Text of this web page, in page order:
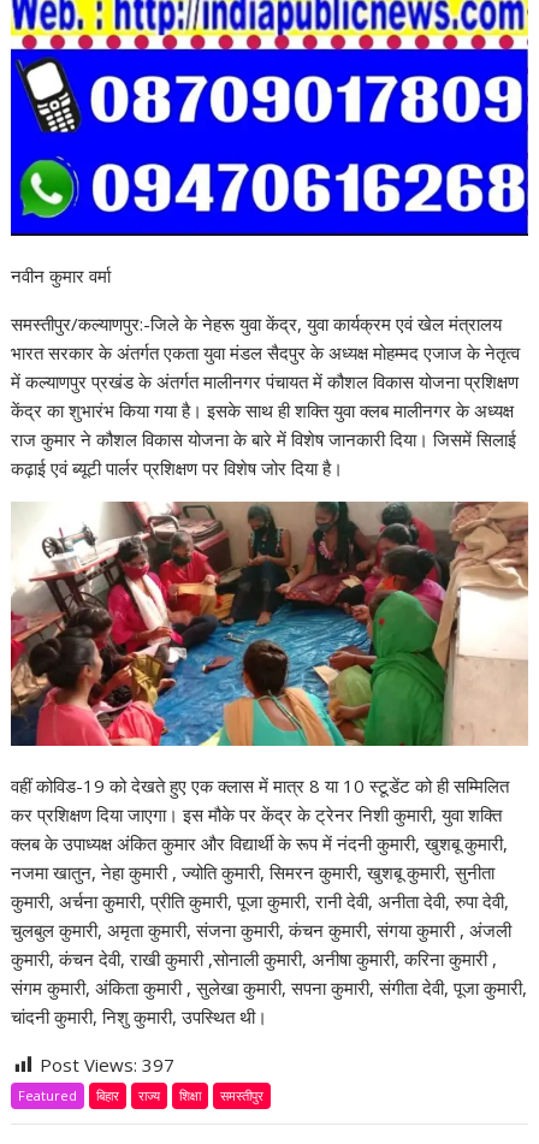
नवीन कुमार वर्मा
समस्तीपुर/कल्याणपुर:-जिले के नेहरू युवा केंद्र, युवा कार्यक्रम एवं खेल मंत्रालय
भारत सरकार के अंतर्गत एकता युवा मंडल सैदपुर के अध्यक्ष मोहम्मद एजाज के नेतृत्व
में कल्याणपुर प्रखंड के अंतर्गत मालीनगर पंचायत में कौशल विकास योजना प्रशिक्षण
केंद्र का शुभारंभ किया गया है। इसके साथ ही शक्ति युवा क्लब मालीनगर के अध्यक्ष
राज कुमार ने कौशल विकास योजना के बारे में विशेष जानकारी दिया। जिसमें सिलाई
कढ़ाई एवं ब्यूटी पार्लर प्रशिक्षण पर विशेष जोर दिया है।
वहीं कोविड-19 को देखते हुए एक क्लास में मात्र 8 या 10 स्टूडेंट को ही सम्मिलित
कर प्रशिक्षण दिया जाएगा। इस मौके पर केंद्र के ट्रेनर निशी कुमारी, युवा शक्ति
क्लब के उपाध्यक्ष अंकित कुमार और विद्यार्थी के रूप में नंदनी कुमारी, खुशबू कुमारी,
नजमा खातुन, नेहा कुमारी , ज्योति कुमारी, सिमरन कुमारी, खुशबू कुमारी, सुनीता
कुमारी, अर्चना कुमारी, प्रीति कुमारी, पूजा कुमारी, रानी देवी, अनीता देवी, रुपा देवी,
चुलबुल कुमारी, अमृता कुमारी, संजना कुमारी, कंचन कुमारी, संगया कुमारी , अंजली
कुमारी, कंचन देवी, राखी कुमारी ,सोनाली कुमारी, अनीषा कुमारी, करिना कुमारी ,
संगम कुमारी, अंकिता कुमारी , सुलेखा कुमारी, सपना कुमारी, संगीता देवी, पूजा कुमारी,
चांदनी कुमारी, निशु कुमारी, उपस्थित थी।
Post Views:397
Featured बिहार राज्य शिक्षा समस्तीपुर